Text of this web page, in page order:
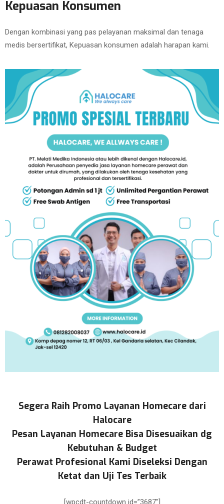
Kepuasan Konsumen
Dengan kombinasi yang pas pelayanan maksimal dan tenaga
medis bersertifikat, Kepuasan konsumen adalah harapan kami.
Segera Raih Promo Layanan Homecare dari
Halocare
Pesan Layanan Homecare Bisa Disesuaikan dg
Kebutuhan & Budget
Perawat Profesional Kami Diseleksi Dengan
Ketat dan Uji Tes Terbaik
[wpcdt-countdown id=”3687″]